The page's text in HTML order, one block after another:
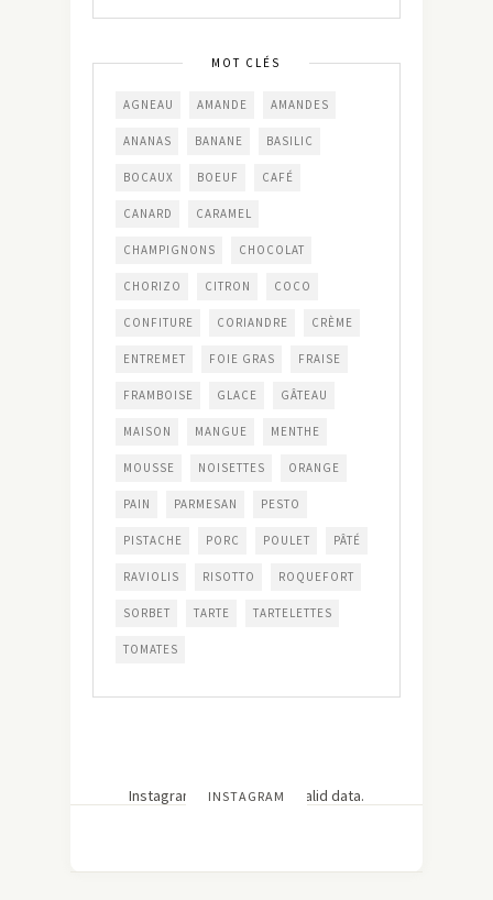
MOT CLÉS
AGNEAU AMANDE AMANDES
ANANAS BANANE BASILIC
BOCAUX BOEUF CAFÉ
CANARD CARAMEL
CHAMPIGNONS CHOCOLAT
CHORIZO CITRON COCO
CONFITURE CORIANDRE CRÈME
ENTREMET FOIE GRAS FRAISE
FRAMBOISE GLACE GÂTEAU
MAISON MANGUE MENTHE
MOUSSE NOISETTES ORANGE
PAIN PARMESAN PESTO
PISTACHE PORC POULET PÂTÉ
RAVIOLIS RISOTTO ROQUEFORT
SORBET TARTE TARTELETTES
TOMATES
INSTAGRAM
Instagram has returned invalid data.